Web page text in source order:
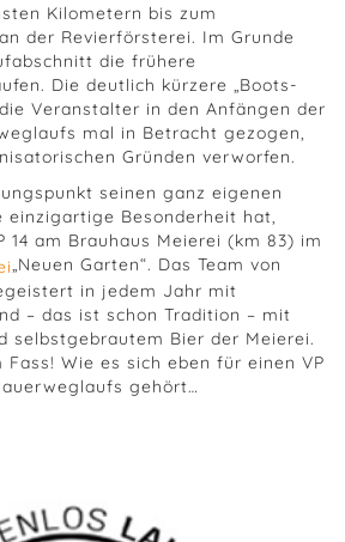
Kilometern bis zum
der Revierförsterei. Im Grunde
die frühere
Die deutlich kürzere „Boots-
Veranstalter in den Anfängen der
mal in Betracht gezogen,
Gründen verworfen.
seinen ganz eigenen
einzigartige Besonderheit hat,
14 am Brauhaus Meierei (km 83) im
„Neuen Garten“. Das Team von
in jedem Jahr mit
– das ist schon Tradition – mit
selbstgebrautem Bier der Meierei.
Wie es sich eben für einen VP
gehört…